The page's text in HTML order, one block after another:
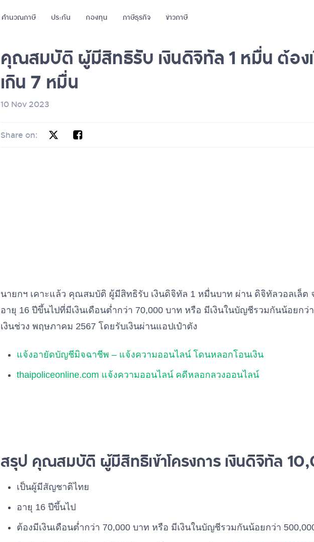
คำนวณภาษี ประกัน กองทุน ภาษีธุรกิจ ข่าวภาษี
คุณสมบัติ ผู้มีสิทธิรับ เงินดิจิทัล 1 หมื่น ต้องเ
เกิน 7 หมื่น
10 Nov 2023
Share on:
นายกฯ เคาะแล้ว คุณสมบัติ ผู้มีสิทธิรับ เงินดิจิทัล 1 หมื่นบาท ผ่าน ดิจิทัลวอลเล็ต
อายุ 16 ปีขึ้นไปที่มีเงินเดือนต่ำกว่า 70,000 บาท หรือ มีเงินในบัญชีรวมกันน้อยกว่
เงินช่วง พฤษภาคม 2567 โดยรับเงินผ่านแอปเป๋าตัง
แจ้งอายัดบัญชีมิจฉาชีพ – แจ้งความออนไลน์ โดนหลอกโอนเงิน
thaipoliceonline.com แจ้งความออนไลน์ คดีหลอกลวงออนไลน์
สรุป คุณสมบัติ ผู้มีสิทธิเข้าโครงการ เงินดิจิทัล
เป็นผู้มีสัญชาติไทย
อายุ 16 ปีขึ้นไป
ต้องมีเงินเดือนต่ำกว่า 70,000 บาท หรือ มีเงินในบัญชีรวมกันน้อยกว่า